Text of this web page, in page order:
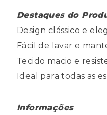
Destaques do
Design clássico e
Fácil de lavar e
Tecido macio e
Ideal para todas as
Informações